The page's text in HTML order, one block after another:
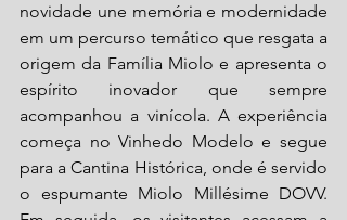
novidade une memória e modernidade
em um percurso temático que resgata a
origem da Família Miolo e apresenta o
espírito inovador que sempre
acompanhou a vinícola. A experiência
começa no Vinhedo Modelo e segue
para a Cantina Histórica, onde é servido
o espumante Miolo Millésime DOVV.